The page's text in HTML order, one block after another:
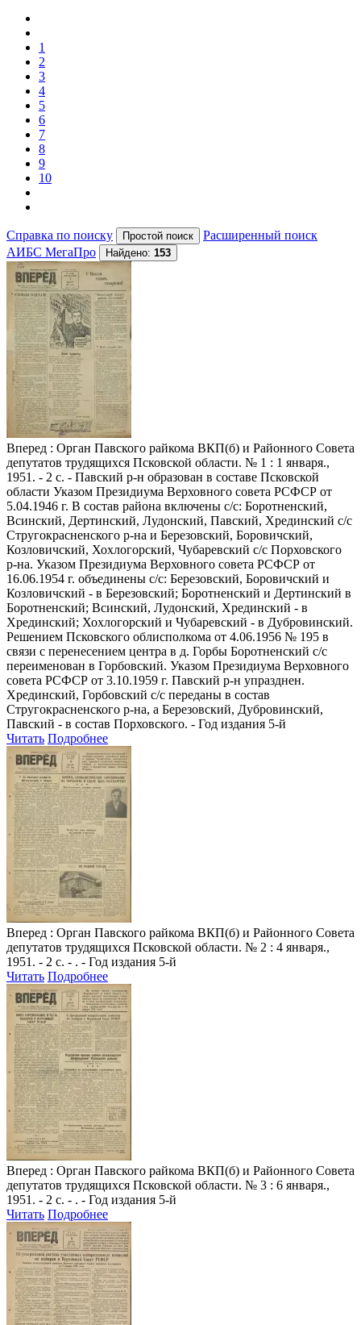
1
2
3
4
5
6
7
8
9
10
Справка по поиску
Расширенный поиск
АИБС МегаПро
Найдено: 153
Вперед : Орган Павского райкома ВКП(б) и Районного Совета
депутатов трудящихся Псковской области. № 1 : 1 января.,
1951. - 2 с. - Павский р-н образован в составе Псковской
области Указом Президиума Верховного совета РСФСР от
5.04.1946 г. В состав района включены с/с: Боротненский,
Всинский, Дертинский, Лудонский, Павский, Хрединский с/с
Стругокрасненского р-на и Березовский, Боровичский,
Козловичский, Хохлогорский, Чубаревский с/с Порховского
р-на. Указом Президиума Верховного совета РСФСР от
16.06.1954 г. объединены с/с: Березовский, Боровичский и
Козловичский - в Березовский; Боротненский и Дертинский в
Боротненский; Всинский, Лудонский, Хрединский - в
Хрединский; Хохлогорский и Чубаревский - в Дубровинский.
Решением Псковского облисполкома от 4.06.1956 № 195 в
связи с перенесением центра в д. Горбы Боротненский с/с
переименован в Горбовский. Указом Президиума Верховного
совета РСФСР от 3.10.1959 г. Павский р-н упразднен.
Хрединский, Горбовский с/с переданы в состав
Стругокрасненского р-на, а Березовский, Дубровинский,
Павский - в состав Порховского. - Год издания 5-й
Читать Подробнее
Вперед : Орган Павского райкома ВКП(б) и Районного Совета
депутатов трудящихся Псковской области. № 2 : 4 января.,
1951. - 2 с. - . - Год издания 5-й
Читать Подробнее
Вперед : Орган Павского райкома ВКП(б) и Районного Совета
депутатов трудящихся Псковской области. № 3 : 6 января.,
1951. - 2 с. - . - Год издания 5-й
Читать Подробнее